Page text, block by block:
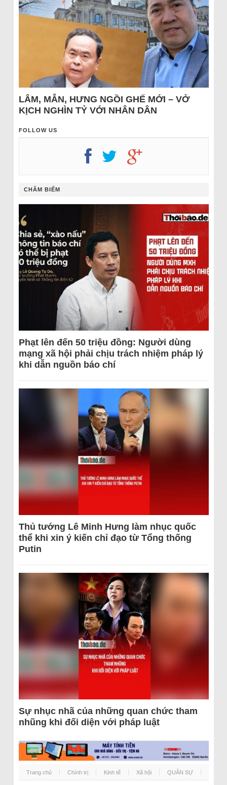
LÂM, MẪN, HƯNG NGỒI GHẾ MỚI – VỞ
KỊCH NGHÌN TỶ VỚI NHÂN DÂN
FOLLOW US
CHÂM BIẾM
Phạt lên đến 50 triệu đồng: Người dùng
mạng xã hội phải chịu trách nhiệm pháp lý
khi dẫn nguồn báo chí
Thủ tướng Lê Minh Hưng làm nhục quốc
thể khi xin ý kiến chỉ đạo từ Tổng thống
Putin
Sự nhục nhã của những quan chức tham
nhũng khi đối diện với pháp luật
Trang chủ Chính trị Kinh tế Xã hội QUÂN SỰ